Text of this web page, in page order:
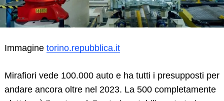
Immagine torino.repubblica.it
Mirafiori vede 100.000 auto e ha tutti i presupposti per
andare ancora oltre nel 2023. La 500 completamente